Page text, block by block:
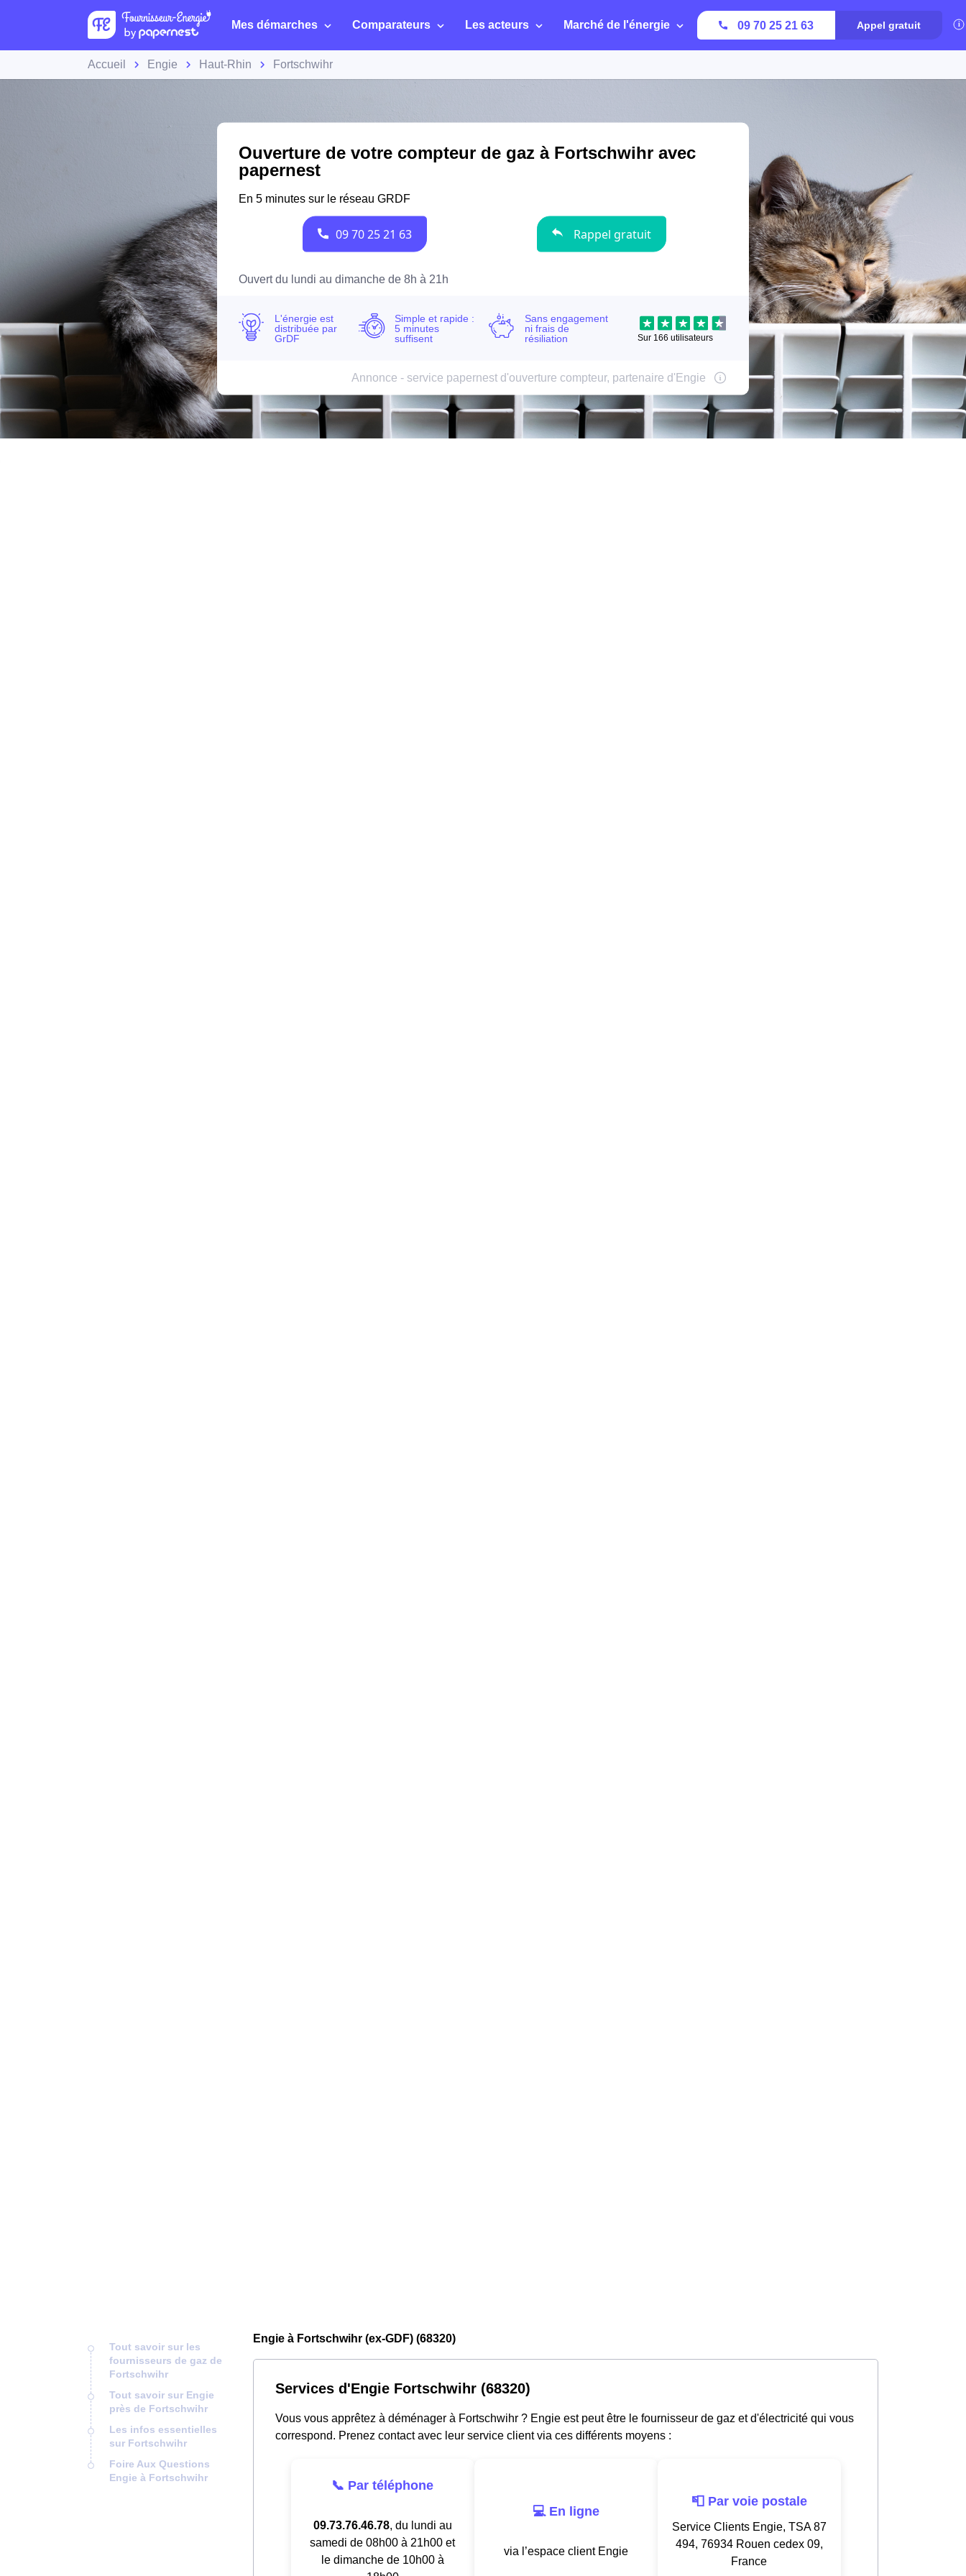
Mes démarches Comparateurs Les acteurs Marché de l'énergie 09 70 25 21 63 Appel gratuit
Accueil Engie Haut-Rhin Fortschwihr
Tout savoir sur les
fournisseurs de gaz de
Fortschwihr
Tout savoir sur Engie
près de Fortschwihr
Les infos essentielles
sur Fortschwihr
Foire Aux Questions
Engie à Fortschwihr
Engie à Fortschwihr (ex-GDF) (68320)
Services d'Engie Fortschwihr (68320)
Vous vous apprêtez à déménager à Fortschwihr ? Engie est peut être le fournisseur de gaz et d'électricité qui vous
correspond. Prenez contact avec leur service client via ces différents moyens :
📞 Par téléphone
09.73.76.46.78, du lundi au
samedi de 08h00 à 21h00 et
le dimanche de 10h00 à
💻 En ligne
via l’espace client Engie
📮 Par voie postale
Service Clients Engie, TSA 87
494, 76934 Rouen cedex 09,
France